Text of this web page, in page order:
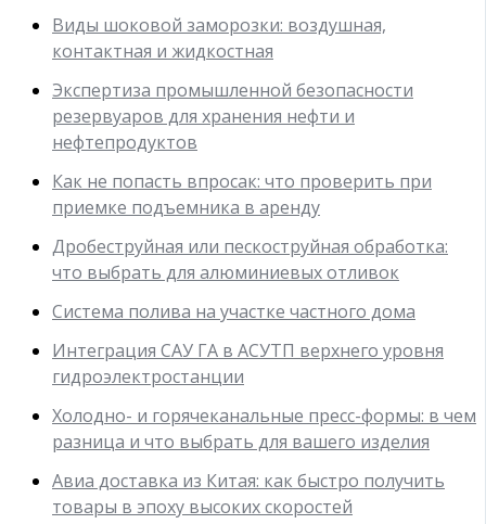
Виды шоковой заморозки: воздушная,
контактная и жидкостная
Экспертиза промышленной безопасности
резервуаров для хранения нефти и
нефтепродуктов
Как не попасть впросак: что проверить при
приемке подъемника в аренду
Дробеструйная или пескоструйная обработка:
что выбрать для алюминиевых отливок
Система полива на участке частного дома
Интеграция САУ ГА в АСУТП верхнего уровня
гидроэлектростанции
Холодно- и горячеканальные пресс-формы: в чем
разница и что выбрать для вашего изделия
Авиа доставка из Китая: как быстро получить
товары в эпоху высоких скоростей